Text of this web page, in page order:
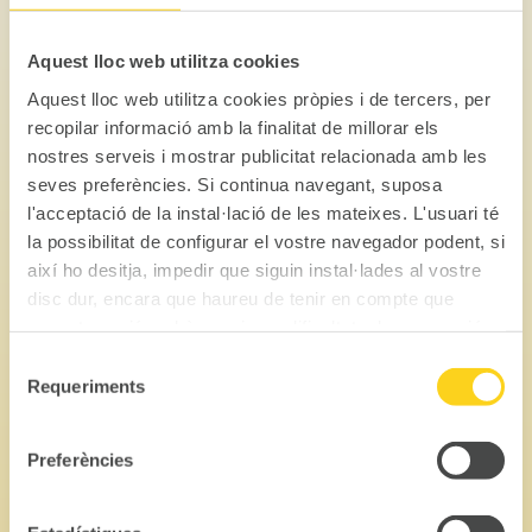
Aquest lloc web utilitza cookies
Aquest lloc web utilitza cookies pròpies i de tercers, per
recopilar informació amb la finalitat de millorar els
nostres serveis i mostrar publicitat relacionada amb les
seves preferències. Si continua navegant, suposa
l'acceptació de la instal·lació de les mateixes. L'usuari té
la possibilitat de configurar el vostre navegador podent, si
així ho desitja, impedir que siguin instal·lades al vostre
disc dur, encara que haureu de tenir en compte que
Requeriments
Preferències
multiplicar per 10 durant els mesos de juliol
d'un antic barri de pescadors i fins i tot al
principi d'unes poques cabanes de
pescadors. l'origen del qual es remunta al
segle XVII (al voltant de 1660).
El centre històric sens dubte mereix estar
entre les etapes obligatòries d'un viatge a
L'Escala.